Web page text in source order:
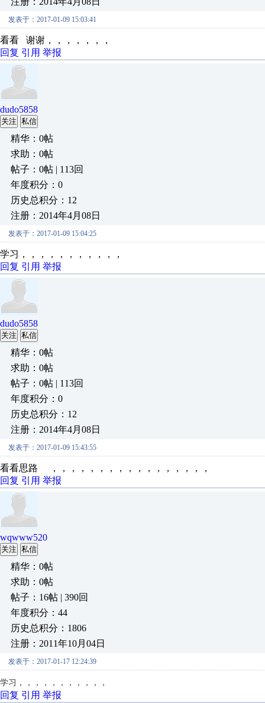
发表于：2017-01-09 15:03:41
看看 谢谢，，，，，，，
回复 引用 举报
dudo5858
关注 私信
精华：0帖
求助：0帖
帖子：0帖 | 113回
年度积分：0
历史总积分：12
注册：2014年4月08日
发表于：2017-01-09 15:04:25
学习，，，，，，，，，，，
回复 引用 举报
dudo5858
关注 私信
精华：0帖
求助：0帖
帖子：0帖 | 113回
年度积分：0
历史总积分：12
注册：2014年4月08日
发表于：2017-01-09 15:43:55
看看思路 ，，，，，，，，，，，，，，，，，
回复 引用 举报
wqwww520
关注 私信
精华：0帖
求助：0帖
帖子：16帖 | 390回
年度积分：44
历史总积分：1806
注册：2011年10月04日
发表于：2017-01-17 12:24:39
学习，，，，，，，，，，，
回复 引用 举报